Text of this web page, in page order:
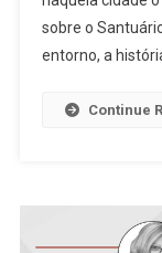
sobre o
entorno, a
Continue